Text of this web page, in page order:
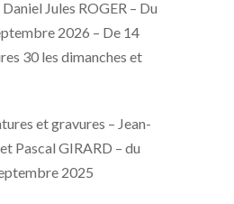
Jules ROGER – Du
2026 – De 14
30 les dimanches et
et gravures – Jean-
Pascal GIRARD – du
2025